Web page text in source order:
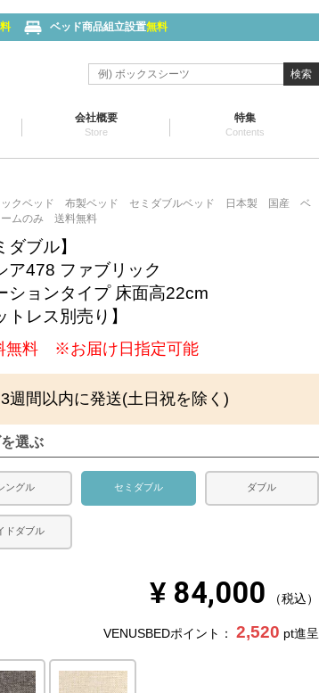
ベッド商品組立設置無料
検索
会社概要
Store
特集
Contents
ックベッド 布製ベッド セミダブルベッド 日本製 国産 ベ
ームのみ 送料無料
ダブル】
ア478 ファブリック
ションタイプ 床面高22cm
トレス別売り】
無料 ※お届け日指定可能
週間以内に発送(土日祝を除く)
選ぶ
ングル セミダブル ダブル
ドダブル
¥ 84,000 税込
VENUSBEDポイント： 2,520 pt進呈